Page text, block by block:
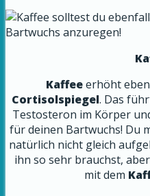
Kaffeeerhöht
Cortisolspiegel. Das
Testosteron im Körper
für deinen Bartwuchs! Du
natürlich nicht gleich
ihn so sehr brauchst, aber
mit dem